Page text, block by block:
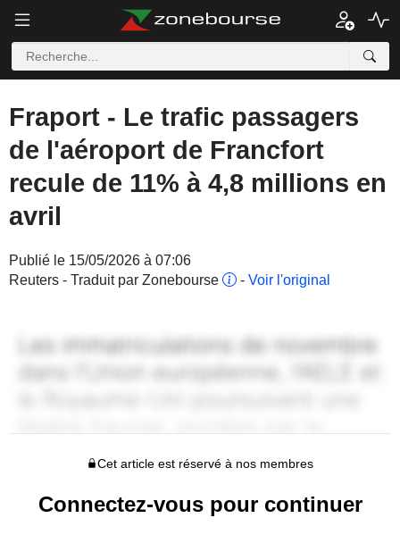
Fraport - Le trafic passagers
de l'aéroport de Francfort
recule de 11% à 4,8 millions en
avril
Publié le 15/05/2026 à 07:06
Reuters - Traduit par Zonebourse
- Voir l'original
Cet article est réservé à nos membres
Connectez-vous pour continuer